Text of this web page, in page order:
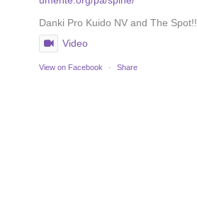
Danki Pro Kuido NV and The Spot!!
Video
View on Facebook · Share